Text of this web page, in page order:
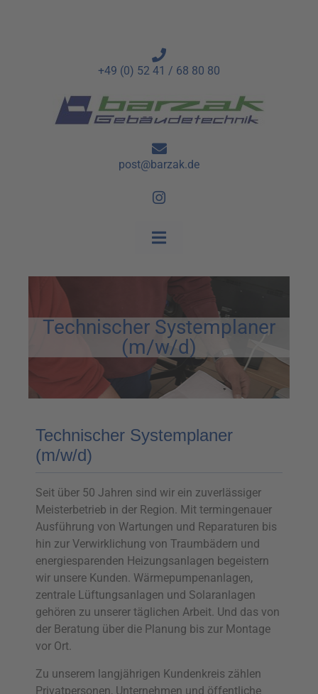
+49 (0) 52 41 / 68 80 80
post@barzak.de
Technischer Systemplaner
(m/w/d)
Technischer Systemplaner
(m/w/d)
Seit über 50 Jahren sind wir ein zuverlässiger
Meisterbetrieb in der Region. Mit termingenauer
Ausführung von Wartungen und Reparaturen bis
hin zur Verwirklichung von Traumbädern und
energiesparenden Heizungsanlagen begeistern
wir unsere Kunden. Wärmepumpenanlagen,
zentrale Lüftungsanlagen und Solaranlagen
gehören zu unserer täglichen Arbeit. Und das von
der Beratung über die Planung bis zur Montage
vor Ort.
Zu unserem langjährigen Kundenkreis zählen
Privatpersonen, Unternehmen und öffentliche